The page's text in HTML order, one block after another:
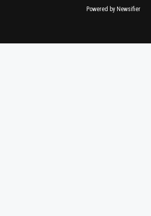
Powered by Newsifier